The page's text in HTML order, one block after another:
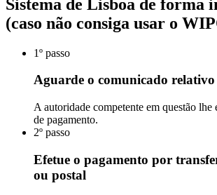
Sistema de Lisboa de forma
(caso não consiga usar o
1º passo
Aguarde o comunicado
A autoridade competente em questão lhe
de pagamento.
2º passo
Efetue o pagamento por
ou postal